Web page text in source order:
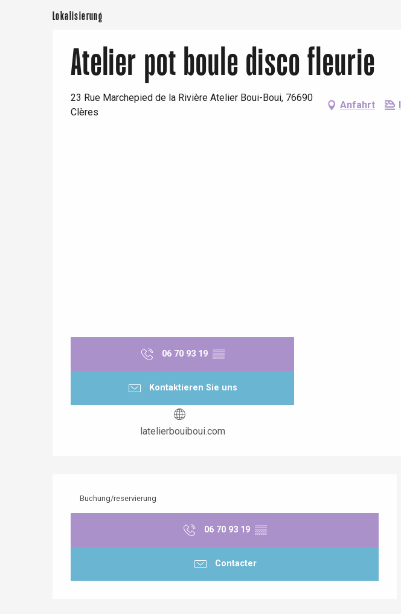
Paris 1h30
Lokalisierung
Atelier pot boule disco fleurie
23 Rue Marchepied de la Rivière Atelier Boui-Boui, 76690
Clères
Anfahrt
06 70 93 19 ▒▒
Kontaktieren Sie uns
latelierbouiboui.com
Buchung/reservierung
06 70 93 19 ▒▒
Contacter